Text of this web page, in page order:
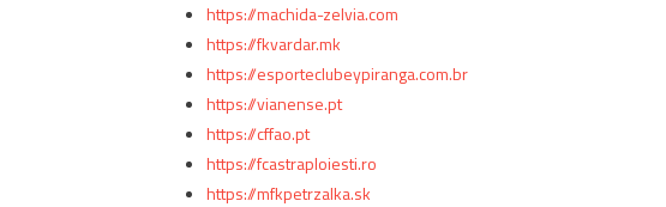
https://machida-zelvia.com
https://fkvardar.mk
https://esporteclubeypiranga.com.br
https://vianense.pt
https://cffao.pt
https://fcastraploiesti.ro
https://mfkpetrzalka.sk